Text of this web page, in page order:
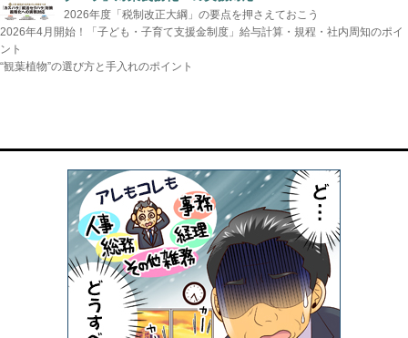
2026年度「税制改正大綱」の要点を押さえておこう
2026年4月開始！「子ども・子育て支援金制度」給与計算・規程・社内周知のポイ
ント
“観葉植物”の選び方と手入れのポイント